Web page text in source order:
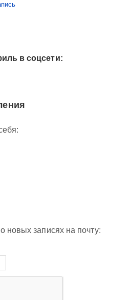
в соцсети:
новых записях на почту: